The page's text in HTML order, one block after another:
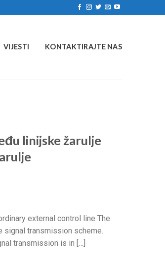
VIJESTI KONTAKTIRAJTE NAS
linijske žarulje
external control line The
signal transmission scheme
transmission is in […]